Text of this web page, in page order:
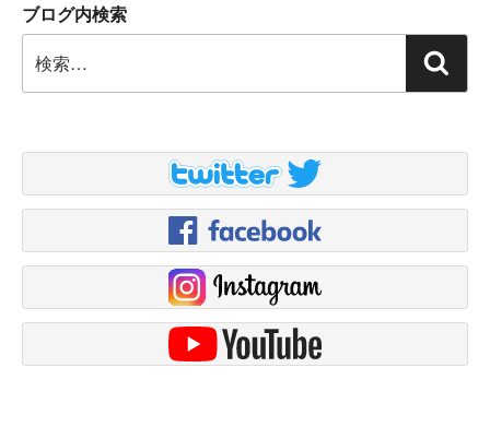
ブログ内検索
索